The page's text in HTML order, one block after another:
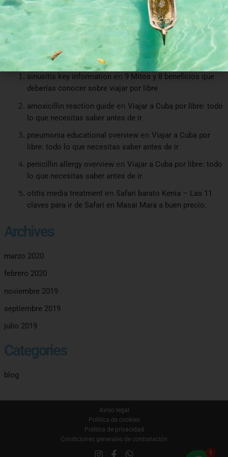
paso del mejor buscador de vuelos baratos en Indonesia.
Valle de Baliem. Trekking y visitar tribus Dani.
Recent Comments
sinusitis key information en 9 Mitos y 8 beneficios que
deberías conocer sobre viajar por libre
amoxicillin reaction guide en Viajar a Cuba por libre: todo
lo que necesitas saber antes de ir
pneumonia educational overviewen Viajar a Cuba por
libre: todo lo que necesitas saber antes de ir
penicillin allergy overviewen Viajar a Cuba por libre: todo
lo que necesitas saber antes de ir
otitis media treatment en Safari barato Kenia – Las 11
claves para ir de Safari en Masai Mara a buen precio.
Archives
marzo 2020
febrero 2020
noviembre 2019
septiembre 2019
julio 2019
Categories
blog
Aviso legal
Política de cookies
Política de privacidad
Condiciones generales de contratación
1